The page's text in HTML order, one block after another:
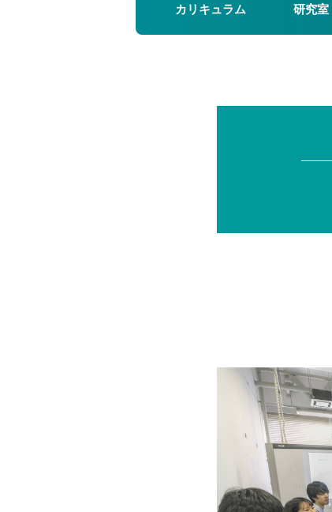
カリキュラム 研究室